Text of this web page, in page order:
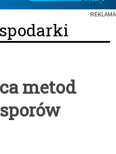
REKLAMA
metod